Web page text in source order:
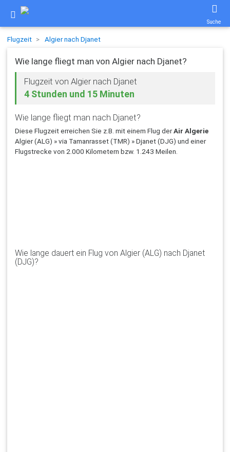
Suche
Flugzeit Algier nach Djanet
Wie lange fliegt man von Algier nach Djanet?
Flugzeit von Algier nach Djanet
4 Stunden und 15 Minuten
Wie lange fliegt man nach Djanet?
Diese Flugzeit erreichen Sie z.B. mit einem Flug derAir Algerie
Algier (ALG) » via Tamanrasset (TMR) » Djanet (DJG) und einer
Flugstrecke von 2.000 Kilometern bzw. 1.243 Meilen.
Wie lange dauert ein Flug von Algier (ALG) nach Djanet
(DJG)?